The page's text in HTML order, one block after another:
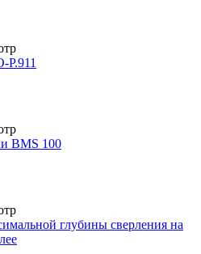
BMS 100
глубины сверления на